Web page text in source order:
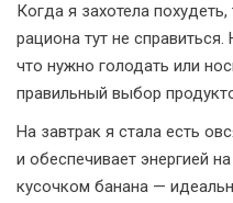
Когда я захотела
рациона тут не
что нужно голодать или
правильный выбор
На завтрак я стала есть
и обеспечивает энергией
кусочком банана —